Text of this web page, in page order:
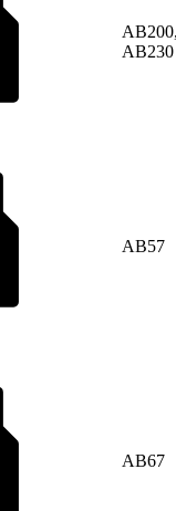
AB230
AB57
AB67